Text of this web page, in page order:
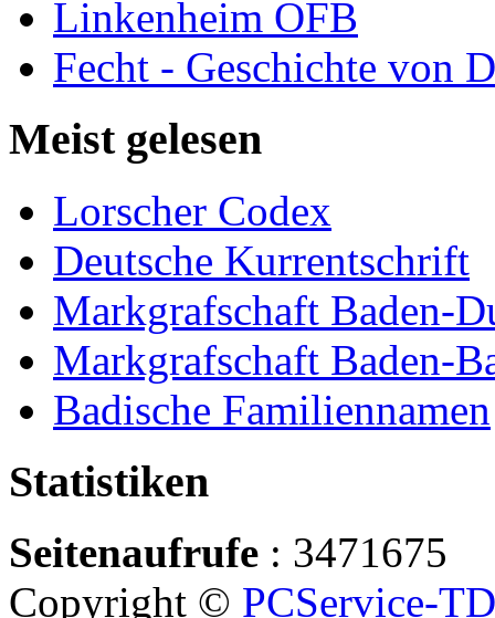
Linkenheim OFB
Fecht - Geschichte von
Meist gelesen
Lorscher Codex
Deutsche Kurrentschrift
Markgrafschaft Baden-
Markgrafschaft Baden-
Badische Familiennamen
Statistiken
Seitenaufrufe : 3471675
Copyright © PCService-TD